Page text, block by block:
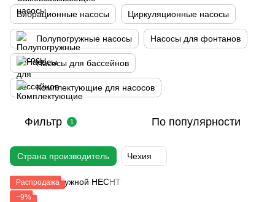
Вибрационные насосы Циркуляционные насосы
Полупогружные насосы Насосы для фонтанов
Насосы для бассейнов
Комплектующие для насосов
Фильтр 1 По популярности
Страна производитель Чехия
Распродажа
−9%